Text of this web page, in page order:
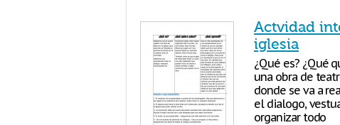
Actvidad
iglesia
¿Qué es? ¿Qué
una obra de
donde se va a
el dialogo,
organizar todo